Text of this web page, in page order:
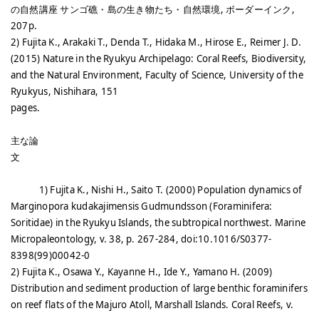
の自然講座 サンゴ礁・島の生き物たち・自然環境, ボーダーインク,
207p.
2) Fujita K., Arakaki T., Denda T., Hidaka M., Hirose E., Reimer J. D.
(2015) Nature in the Ryukyu Archipelago: Coral Reefs, Biodiversity,
and the Natural Environment, Faculty of Science, University of the
Ryukyus, Nishihara, 151
pages.
主な論
文
1) Fujita K., Nishi H., Saito T. (2000) Population dynamics of
Marginopora kudakajimensis Gudmundsson (Foraminifera:
Soritidae) in the Ryukyu Islands, the subtropical northwest. Marine
Micropaleontology, v. 38, p. 267-284, doi:10.1016/S0377-
8398(99)00042-0
2) Fujita K., Osawa Y., Kayanne H., Ide Y., Yamano H. (2009)
Distribution and sediment production of large benthic foraminifers
on reef flats of the Majuro Atoll, Marshall Islands. Coral Reefs, v.